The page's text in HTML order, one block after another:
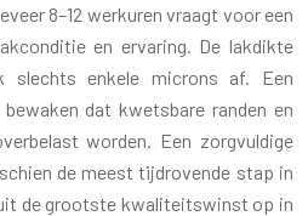
8–12 werkuren vraagt voor een
en ervaring. De lakdikte
slechts enkele microns af. Een
dat kwetsbare randen en
worden. Een zorgvuldige
de meest tijdrovende stap in
de grootste kwaliteitswinst op in